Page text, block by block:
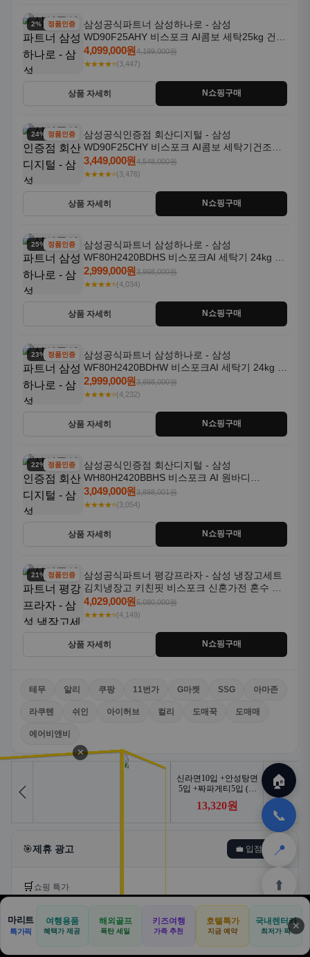
2% 할인정품인증
삼성공식파트너 삼성하나로 - 삼성
WD90F25AHY 비스포크 AI콤보 세탁25kg 건조
18kg 자동문열림 1등급
4,099,000원4,199,000원
★★★★⭐(3,447)
상품 자세히 N쇼핑구매
24% 할인정품인증
삼성공식인증점 회산디지털 - 삼성
WD90F25CHY 비스포크 AI콤보 세탁기건조기
일체형 25kg+18kg 1등급
3,449,000원4,548,000원
★★★★⭐(3,476)
상품 자세히 N쇼핑구매
25% 할인정품인증
삼성공식파트너 삼성하나로 - 삼성
WF80H2420BDHS 비스포크AI 세탁기 24kg 건
조기 20kg 세제자동투입
2,999,000원3,998,000원
★★★★⭐(4,034)
상품 자세히 N쇼핑구매
23% 할인정품인증
삼성공식파트너 삼성하나로 - 삼성
WF80H2420BDHW 비스포크AI 세탁기 24kg 건
조기 20kg 세제자동투입
2,999,000원3,898,000원
★★★★⭐(4,232)
상품 자세히 N쇼핑구매
22% 할인정품인증
삼성공식인증점 회산디지털 - 삼성
WH80H2420BBHS 비스포크 AI 원바디
24kg+20kg 세제자동투입 1등급
3,049,000원3,898,001원
★★★★⭐(3,054)
상품 자세히 N쇼핑구매
21% 할인정품인증
삼성공식파트너 평강프라자 - 삼성 냉장고세트
김치냉장고 키친핏 비스포크 신혼가전 혼수 입
주가전 빌트인 화이트
4,029,000원5,080,000원
★★★★⭐(4,149)
상품 자세히 N쇼핑구매
테무 알리 쿠팡 11번가 G마켓 SSG 아마존
라쿠텐 쉬인 아이허브 컬리 도매꾹 도매매
에어비앤비
🎯제휴 광고 💼 입점문의
🛒 쇼핑 특가
🛒 📦 🎁
🏠
✈️
공항
⛳
📋
🛒
쿠팡
🎁
테무
🏠
📞
📍
⬆️
🏠 📝
견적
🚐
기사등록
🛒
아마존
✕
마리트
특가픽
여행용품
혜택가 제공
해외골프
폭탄 세일
키즈여행
가족 추천
호텔특가
지금 예약
국내렌터카
최저가 픽 ✕